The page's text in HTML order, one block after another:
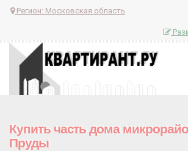
Регион: Московская область
Купить часть дома
Пруды